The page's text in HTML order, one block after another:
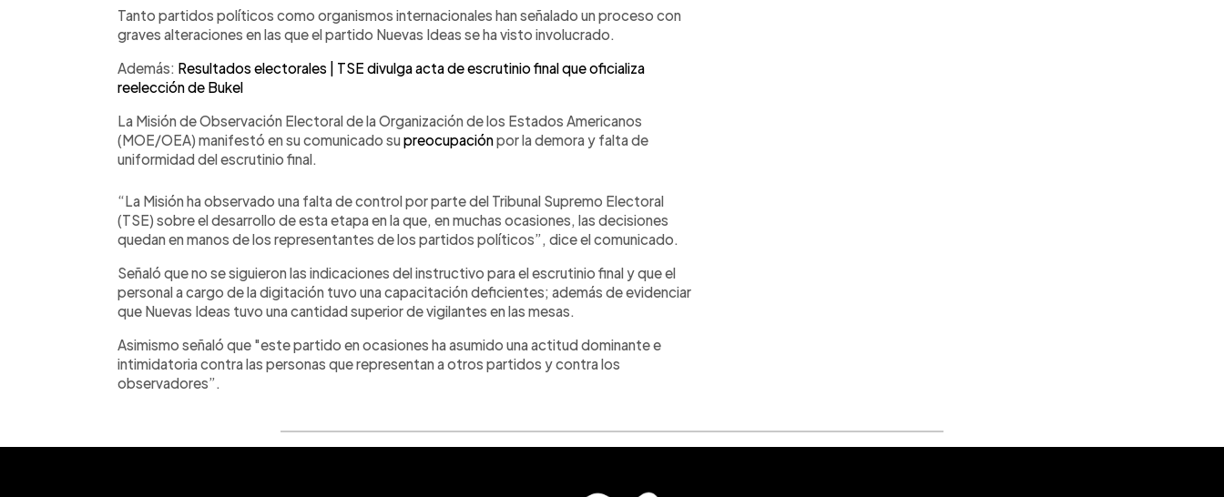
Tanto partidos políticos como organismos internacionales han señalado un proceso con
graves alteraciones en las que el partido Nuevas Ideas se ha visto involucrado.
Además: Resultados electorales | TSE divulga acta de escrutinio final que oficializa
reelección de Bukel
La Misión de Observación Electoral de la Organización de los Estados Americanos
(MOE/OEA) manifestó en su comunicado supreocupaciónpor la demora y falta de
uniformidad del escrutinio final.
“La Misión ha observado una falta de control por parte del Tribunal Supremo Electoral
(TSE) sobre el desarrollo de esta etapa en la que, en muchas ocasiones, las decisiones
quedan en manos de los representantes de los partidos políticos”, dice el comunicado.
Señaló que no se siguieron las indicaciones del instructivo para el escrutinio final y que el
personal a cargo de la digitación tuvo una capacitación deficientes; además de evidenciar
que Nuevas Ideas tuvo una cantidad superior de vigilantes en las mesas.
Asimismo señaló que "este partido en ocasiones ha asumido una actitud dominante e
intimidatoria contra las personas que representan a otros partidos y contra los
observadores”.